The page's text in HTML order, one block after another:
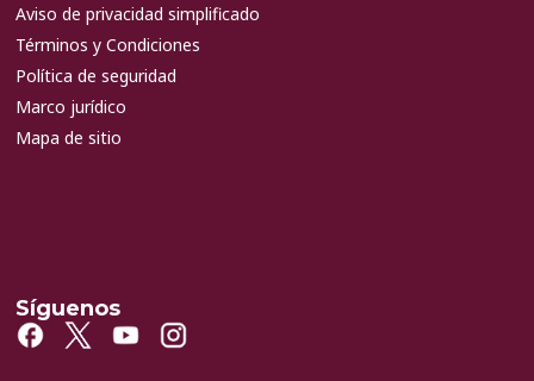
Aviso de privacidad simplificado
Términos y Condiciones
Política de seguridad
Marco jurídico
Mapa de sitio
Síguenos